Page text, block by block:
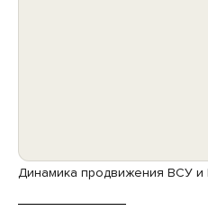
Динамика продвижения ВСУ и